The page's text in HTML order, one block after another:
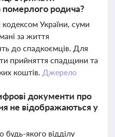
родича?
кодексом України, суми
за життя
до спадкоємців. Для
прийняття спадщини та
коштів. Джерело
документи про
не відображаються у
будь-якого відділу